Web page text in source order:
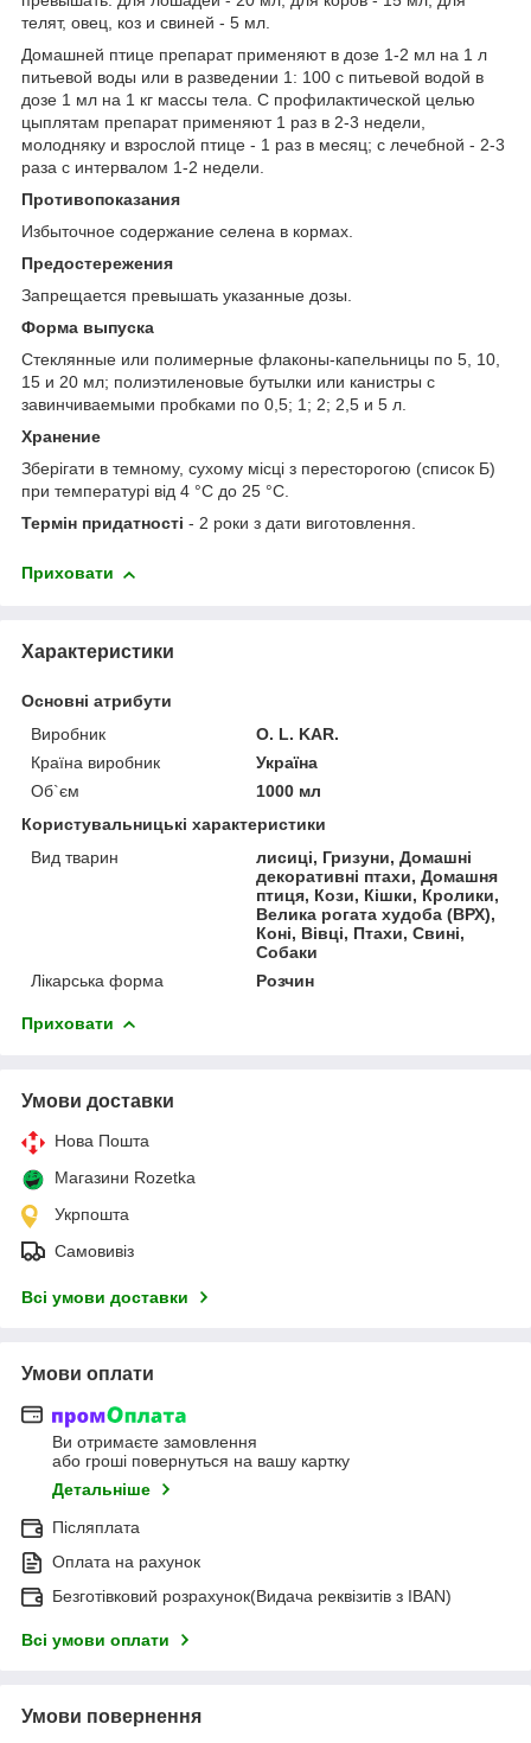
телят, овец, коз и свиней - 5 мл.
Домашней птице препарат применяют в дозе 1-2 мл на 1 л
питьевой воды или в разведении 1: 100 с питьевой водой в
дозе 1 мл на 1 кг массы тела. С профилактической целью
цыплятам препарат применяют 1 раз в 2-3 недели,
молодняку и взрослой птице - 1 раз в месяц; с лечебной - 2-3
раза с интервалом 1-2 недели.
Противопоказания
Избыточное содержание селена в кормах.
Предостережения
Запрещается превышать указанные дозы.
Форма выпуска
Стеклянные или полимерные флаконы-капельницы по 5, 10,
15 и 20 мл; полиэтиленовые бутылки или канистры с
завинчиваемыми пробками по 0,5; 1; 2; 2,5 и 5 л.
Хранение
Зберігати в темному, сухому місці з пересторогою (список Б)
при температурі від 4 °С до 25 °С.
Термін придатності - 2 роки з дати виготовлення.
Приховати
Характеристики
Основні атрибути
Виробник
O. L. KAR.
Країна виробник
Україна
Об`єм
1000 мл
Користувальницькі характеристики
Вид тварин
лисиці, Гризуни, Домашні
декоративні птахи, Домашня
птиця, Кози, Кішки, Кролики,
Велика рогата худоба (ВРХ),
Коні, Вівці, Птахи, Свині,
Собаки
Лікарська форма
Розчин
Приховати
Умови доставки
Нова Пошта
Магазини Rozetka
Укрпошта
Самовивіз
Всі умови доставки
Умови оплати
Ви отримаєте замовлення
або гроші повернуться на вашу картку
Детальніше
Післяплата
Оплата на рахунок
Безготівковий розрахунок(Видача реквізитів з IBAN)
Всі умови оплати
Умови повернення